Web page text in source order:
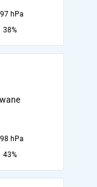
hPa
38%
hPa
43%